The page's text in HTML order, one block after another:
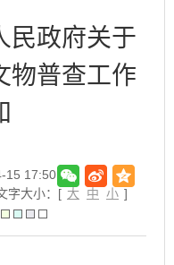
民政府关于
物普查工作
15 17:50
字大小：[ 大 中 小 ]